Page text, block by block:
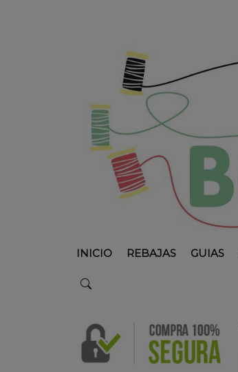
INICIO REBAJAS GUIAS